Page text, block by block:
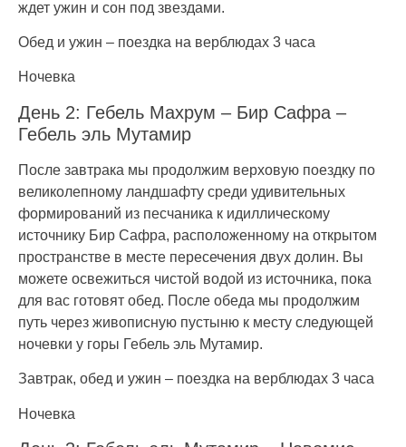
ждет ужин и сон под звездами.
Обед и ужин – поездка на верблюдах 3 часа
Ночевка
День 2: Гебель Махрум – Бир Сафра –
Гебель эль Мутамир
После завтрака мы продолжим верховую поездку по
великолепному ландшафту среди удивительных
формирований из песчаника к идиллическому
источнику Бир Сафра, расположенному на открытом
пространстве в месте пересечения двух долин. Вы
можете освежиться чистой водой из источника, пока
для вас готовят обед. После обеда мы продолжим
путь через живописную пустыню к месту следующей
ночевки у горы Гебель эль Мутамир.
Завтрак, обед и ужин – поездка на верблюдах 3 часа
Ночевка